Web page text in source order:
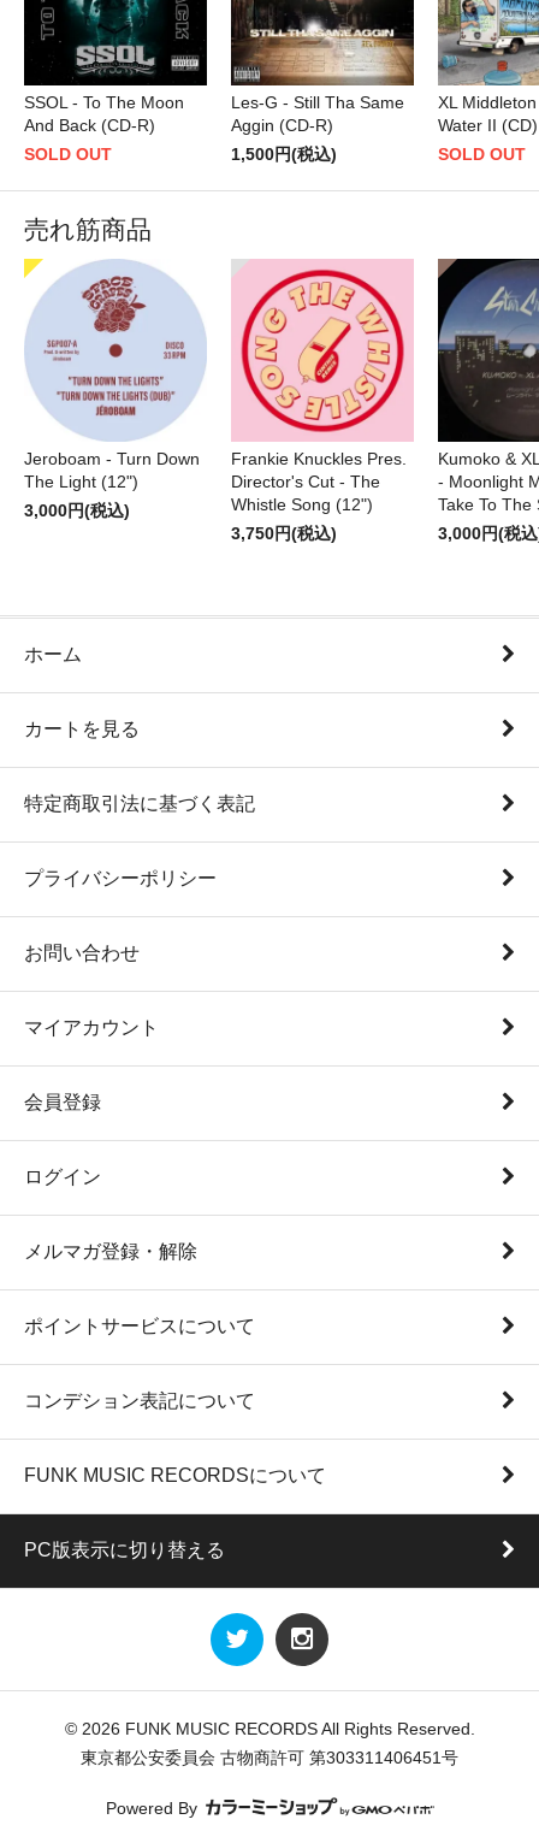
SSOL - To The Moon
And Back (CD-R)
SOLD OUT
Les-G - Still Tha Same
Aggin (CD-R)
1,500円(税込)
XL
Water II (CD)
SOLD OUT
売れ筋商品
Jeroboam - Turn Down
The Light (12")
3,000円(税込)
Frankie Knuckles Pres.
Director's Cut - The
Whistle Song (12")
3,750円(税込)
Kumoko &
- Moonlight
Take To The
3,000円(税
ホーム
カートを見る
特定商取引法に基づく表記
プライバシーポリシー
お問い合わせ
マイアカウント
会員登録
ログイン
メルマガ登録・解除
ポイントサービスについて
コンデション表記について
FUNK MUSIC RECORDSについて
PC版表示に切り替える
© 2026 FUNK MUSIC RECORDS All Rights Reserved.
東京都公安委員会 古物商許可 第303311406451号
Powered By